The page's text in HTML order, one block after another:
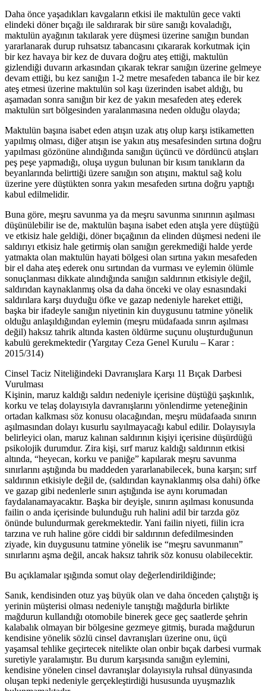
Daha önce yaşadıkları kavgaların etkisi ile maktulün gece vakti
elindeki döner bıçağı ile saldırarak bir süre sanığı kovaladığı,
maktulün ayağının takılarak yere düşmesi üzerine sanığın bundan
yararlanarak durup ruhsatsız tabancasını çıkararak korkutmak için
bir kez havaya bir kez de duvara doğru ateş ettiği, maktulün
gizlendiği duvarın arkasından çıkarak tekrar sanığın üzerine gelmeye
devam ettiği, bu kez sanığın 1-2 metre mesafeden tabanca ile bir kez
ateş etmesi üzerine maktulün sol kaşı üzerinden isabet aldığı, bu
aşamadan sonra sanığın bir kez de yakın mesafeden ateş ederek
maktulün sırt bölgesinden yaralanmasına neden olduğu olayda;
Maktulün başına isabet eden atışın uzak atış olup karşı istikametten
yapılmış olması, diğer atışın ise yakın atış mesafesinden sırtına doğru
yapılması gözönüne alındığında sanığın üçüncü ve dördüncü atışları
peş peşe yapmadığı, oluşa uygun bulunan bir kısım tanıkların da
beyanlarında belirttiği üzere sanığın son atışını, maktul sağ kolu
üzerine yere düştükten sonra yakın mesafeden sırtına doğru yaptığı
kabul edilmelidir.
Buna göre, meşru savunma ya da meşru savunma sınırının aşılması
düşünülebilir ise de, maktulün başına isabet eden atışla yere düştüğü
ve etkisiz hale geldiği, döner bıçağının da elinden düşmesi nedeni ile
saldırıyı etkisiz hale getirmiş olan sanığın gerekmediği halde yerde
yatmakta olan maktulün hayati bölgesi olan sırtına yakın mesafeden
bir el daha ateş ederek onu sırtından da vurması ve eylemin ölümle
sonuçlanması dikkate alındığında sanığın saldırının etkisiyle değil,
saldırıdan kaynaklanmış olsa da daha önceki ve olay esnasındaki
saldırılara karşı duyduğu öfke ve gazap nedeniyle hareket ettiği,
başka bir ifadeyle sanığın niyetinin kin duygusunu tatmine yönelik
olduğu anlaşıldığından eylemin (meşru müdafaada sınrın aşılması
değil) haksız tahrik altında kasten öldürme suçunu oluşturduğunun
kabulü gerekmektedir (Yargıtay Ceza Genel Kurulu – Karar :
2015/314)
Cinsel Taciz Niteliğindeki Davranışlara Karşı 11 Bıçak Darbesi
Vurulması
Kişinin, maruz kaldığı saldırı nedeniyle içerisine düştüğü şaşkınlık,
korku ve telaş dolayısıyla davranışlarını yönlendirme yeteneğinin
ortadan kalkması söz konusu olacağından, meşru müdafaada sınırın
aşılmasından dolayı kusurlu sayılmayacağı kabul edilir. Dolayısıyla
belirleyici olan, maruz kalınan saldırının kişiyi içerisine düşürdüğü
psikolojik durumdur. Zira kişi, sırf maruz kaldığı saldırının etkisi
altında, “heyecan, korku ve paniğe” kapılarak meşru savunma
sınırlarını aştığında bu maddeden yararlanabilecek, buna karşın; sırf
saldırının etkisiyle değil de, (saldırıdan kaynaklanmış olsa dahi) öfke
ve gazap gibi nedenlerle sınırı aştığında ise aynı korumadan
faydalanamayacaktır. Başka bir deyişle, sınırın aşılması konusunda
failin o anda içerisinde bulunduğu ruh halini adil bir tarzda göz
önünde bulundurmak gerekmektedir. Yani failin niyeti, fiilin icra
tarzına ve ruh haline göre ciddi bir saldırının defedilmesinden
ziyade, kin duygusunu tatmine yönelik ise “meşru savunmanın”
sınırlarını aşma değil, ancak haksız tahrik söz konusu olabilecektir.
Bu açıklamalar ışığında somut olay değerlendirildiğinde;
Sanık, kendisinden otuz yaş büyük olan ve daha önceden çalıştığı iş
yerinin müşterisi olması nedeniyle tanıştığı mağdurla birlikte
mağdurun kullandığı otomobile binerek gece geç saatlerde şehrin
kalabalık olmayan bir bölgesine gezmeye gitmiş, burada mağdurun
kendisine yönelik sözlü cinsel davranışları üzerine onu, üçü
yaşamsal tehlike geçirtecek nitelikte olan onbir bıçak darbesi vurmak
suretiyle yaralamıştır. Bu durum karşısında sanığın eylemini,
kendisine yönelen cinsel davranışlar dolayısıyla ruhsal dünyasında
oluşan tepki nedeniyle gerçekleştirdiği hususunda uyuşmazlık